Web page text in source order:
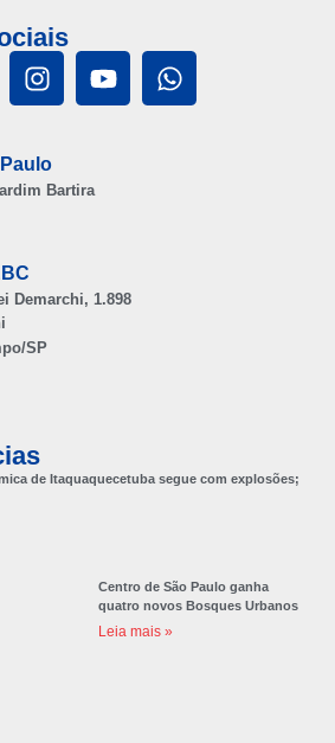
Bartira
Demarchi, 1.898
SP
de Itaquaquecetuba segue com explosões;
Centro de São Paulo ganha
quatro novos Bosques Urbanos
Leia mais »